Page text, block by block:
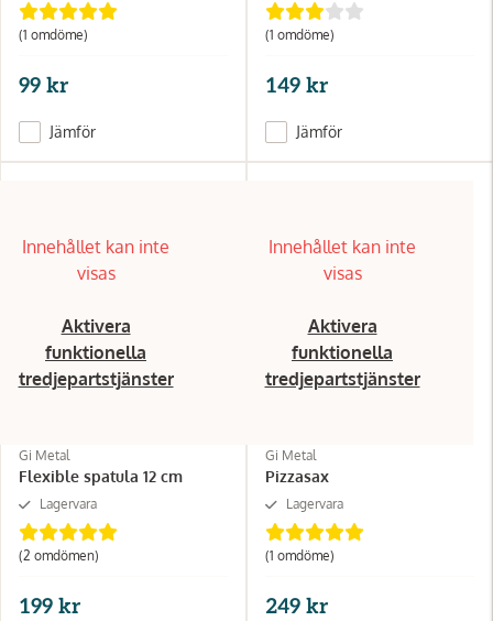
(1 omdöme)
99 kr
Jämför
(1 omdöme)
149 kr
Jämför
Innehållet kan inte
visas
Aktivera
funktionella
tredjepartstjänster
Gi Metal
Flexible spatula 12 cm
Lagervara
(2 omdömen)
199 kr
Innehållet kan inte
visas
Aktivera
funktionella
tredjepartstjänster
Gi Metal
Pizzasax
Lagervara
(1 omdöme)
249 kr